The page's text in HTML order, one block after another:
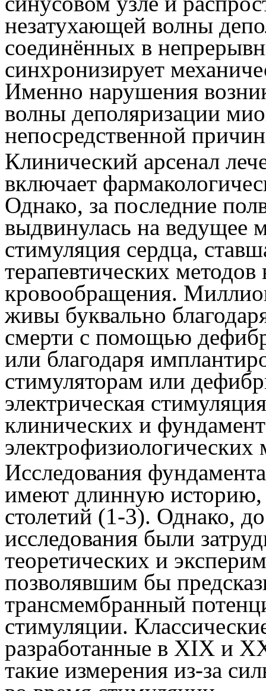
незатухающей волны
соединённых в
синхронизирует
Именно нарушения
волны деполяризации
непосредственной
Клинический арсенал
включает
Однако, за последние
выдвинулась на ведущее
стимуляция сердца,
терапевтических
кровообращения.
живы буквально
смерти с помощью
или благодаря
стимуляторам или
электрическая
клинических и
Исследования
имеют длинную
столетий (1-3). Однако,
исследования были
теоретических и
позволявшим бы
трансмембранный
стимуляции.
разработанные в XIX и
такие измерения из-за